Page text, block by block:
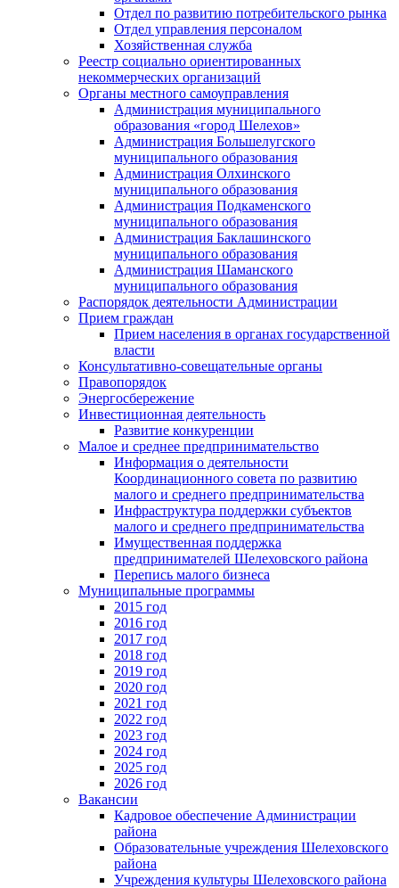
Отдел по развитию потребительского рынка
Отдел управления персоналом
Хозяйственная служба
Реестр социально ориентированных
некоммерческих организаций
Органы местного самоуправления
Администрация муниципального
образования «город Шелехов»
Администрация Большелугского
муниципального образования
Администрация Олхинского
муниципального образования
Администрация Подкаменского
муниципального образования
Администрация Баклашинского
муниципального образования
Администрация Шаманского
муниципального образования
Распорядок деятельности Администрации
Прием граждан
Прием населения в органах государственной
власти
Консультативно-совещательные органы
Правопорядок
Энергосбережение
Инвестиционная деятельность
Развитие конкуренции
Малое и среднее предпринимательство
Информация о деятельности
Координационного совета по развитию
малого и среднего предпринимательства
Инфраструктура поддержки субъектов
малого и среднего предпринимательства
Имущественная поддержка
предпринимателей Шелеховского района
Перепись малого бизнеса
Муниципальные программы
2015 год
2016 год
2017 год
2018 год
2019 год
2020 год
2021 год
2022 год
2023 год
2024 год
2025 год
2026 год
Вакансии
Кадровое обеспечение Администрации
района
Образовательные учреждения Шелеховского
района
Учреждения культуры Шелеховского района